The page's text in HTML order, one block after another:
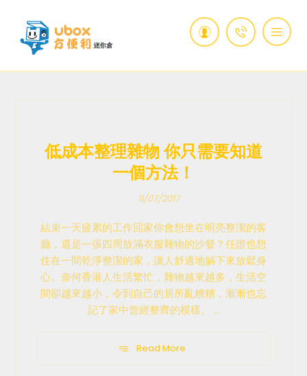
低成本整理雜物 你只需要知道
一個方法！
11/07/2017
結束一天疲累的工作回家你會想坐在明亮整潔的客
廳，還是一張四周放滿衣服雜物的沙發？任誰也想
住在一間乾淨整潔的家，讓人舒適地躺下來放鬆身
心。奈何香港人生活繁忙，雜物越來越多，生活空
間卻越來越小，令到自己的居所亂糟糟，漸漸也忘
記了家中曾經整齊的模樣。 ...
Read More